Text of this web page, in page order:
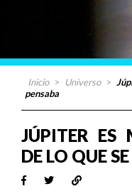
Inicio > Universo >
pensaba
JÚPITER ES
DE LO QUE